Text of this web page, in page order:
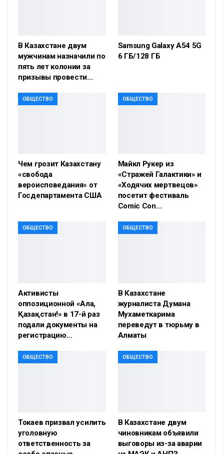
В Казахстане двум
мужчинам назначили по
пять лет колонии за
призывы провести…
Samsung Galaxy A54 5G
6 ГБ/128 ГБ
ОБЩЕСТВО
Чем грозит Казахстану
«свобода
вероисповедания» от
Госдепартамента США
ОБЩЕСТВО
Майкл Рукер из
«Стражей Галактики» и
«Ходячих мертвецов»
посетит фестиваль
Comic Con…
ОБЩЕСТВО
Активисты
оппозиционной «Алға,
Қазақстан!» в 17-й раз
подали документы на
регистрацию…
ОБЩЕСТВО
В Казахстане
журналиста Думана
Мухаметкарима
переведут в тюрьму в
Алматы
ОБЩЕСТВО
Токаев призвал усилить
уголовную
ответственность за
ОБЩЕСТВО
В Казахстане двум
чиновникам объявили
выговоры из-за аварии